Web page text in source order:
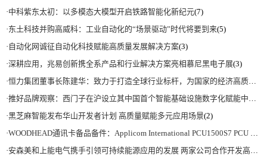
·中科紫东太初：以多模态大模型开启铁路智能化新纪元(7)
·东土科技并购高威科：工业自动化的“场景驱动”时代将要到来(5)
· 自动化网诚征自动化科技赋能高质量发展解决方案(3)
·深耕应用，兆易创新携全系产品和行业解决方案亮相慕尼黑电子展(3)
·恒力集团董事长陈建华：致力于打造全球行业标杆，为国家的经济高质量发展贡献更大力量|上海电气集团党委书记、董事长吴磊来访
·推好品牌观察：西门子在沪设立其中国首个智能基础设施数字化赋能中心
·黑芝麻智能发布华山开发者计划 高质量赋能多元应用场景(2)
·WOODHEAD通讯卡备品备件：Applicom International PCU1500S7 PCU 1500 S7 V4.5.0
·安森美和上能电气携手引领可持续能源应用的发展 两家公司合作开发高性能储能和太阳能组串式逆变器方案 以实现可持续的未来